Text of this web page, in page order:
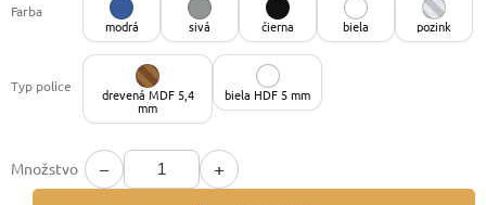
Farba
modrá
sivá čierna biela pozink
Typ police drevená MDF 5,4
mm
biela HDF 5 mm
Množstvo − +